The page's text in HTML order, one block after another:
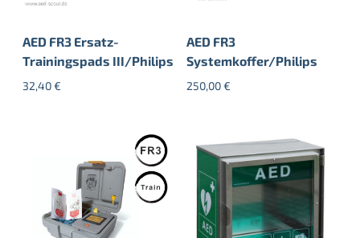
AED FR3 Ersatz-
Trainingspads III/Philips
32,40€
AED FR3
Systemkoffer/Philips
250,00€